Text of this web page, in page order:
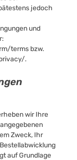
jedoch
und
terms bzw.
.
wir Ihre
Zweck, Ihr
auf Grundlage